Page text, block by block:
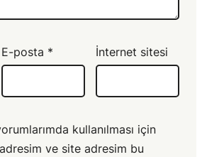
E-posta * İnternet sitesi
kullanılması için
ve site adresim bu